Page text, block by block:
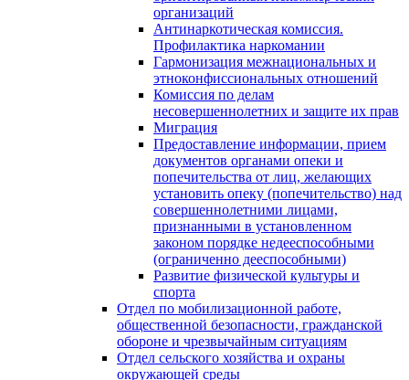
организаций
Антинаркотическая комиссия.
Профилактика наркомании
Гармонизация межнациональных и
этноконфиссиональных отношений
Комиссия по делам
несовершеннолетних и защите их прав
Миграция
Предоставление информации, прием
документов органами опеки и
попечительства от лиц, желающих
установить опеку (попечительство) над
совершеннолетними лицами,
признанными в установленном
законом порядке недееспособными
(ограниченно дееспособными)
Развитие физической культуры и
спорта
Отдел по мобилизационной работе,
общественной безопасности, гражданской
оборонe и чрезвычайным ситуациям
Отдел сельского хозяйства и охраны
окружающей среды